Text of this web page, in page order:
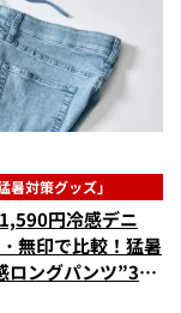
暑対策グッズ」
円冷感デニ
無印で比較！猛暑
ロングパンツ”3選
冷感から綿100%